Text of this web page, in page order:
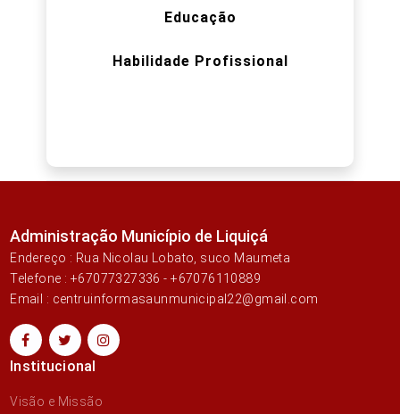
Educação
Habilidade Profissional
Administração Município de Liquiçá
Endereço : Rua Nicolau Lobato, suco Maumeta
Telefone : +67077327336 - +67076110889
Email : centruinformasaunmunicipal22@gmail.com
Institucional
Visão e Missão